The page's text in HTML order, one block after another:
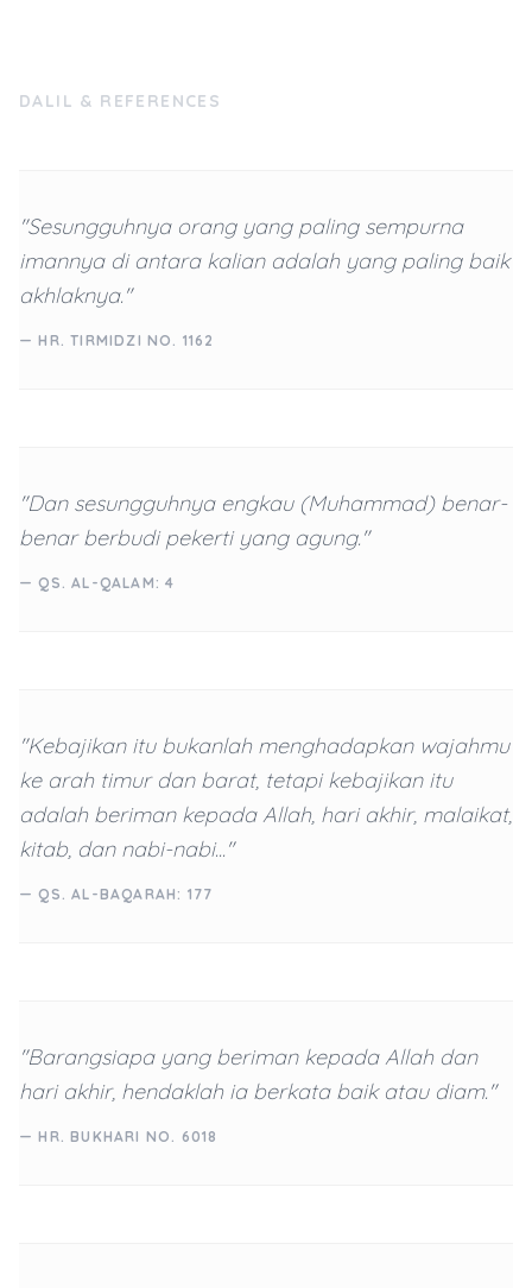
DALIL & REFERENCES
"Sesungguhnya orang yang paling sempurna
imannya di antara kalian adalah yang paling baik
akhlaknya."
— HR. TIRMIDZI NO. 1162
"Dan sesungguhnya engkau (Muhammad) benar-
benar berbudi pekerti yang agung."
— QS. AL-QALAM: 4
"Kebajikan itu bukanlah menghadapkan wajahmu
ke arah timur dan barat, tetapi kebajikan itu
adalah beriman kepada Allah, hari akhir, malaikat,
kitab, dan nabi-nabi..."
— QS. AL-BAQARAH: 177
"Barangsiapa yang beriman kepada Allah dan
hari akhir, hendaklah ia berkata baik atau diam."
— HR. BUKHARI NO. 6018